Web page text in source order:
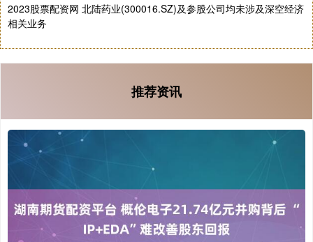
2023股票配资网 北陆药业(300016.SZ)及参股公司均未涉及深空经济
相关业务
推荐资讯